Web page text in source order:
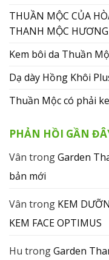
THUẦN MỘC CỦA
THANH MỘC HƯƠNG
Kem bôi da Thuần
Dạ dày Hồng Khôi
Thuần Mộc có phải
PHẢN HỒI GẦN
Vân trongGarden
bản mới
Vân trong KEM
KEM FACE OPTIMUS
Hu trongGarden